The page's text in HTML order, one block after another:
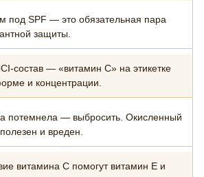
под SPF — это обязательная пара
защиты.
состав — «витамин С» на этикетке
и концентрации.
потемнела — выбросить. Окисленный
и вреден.
витамина С помогут витамин Е и